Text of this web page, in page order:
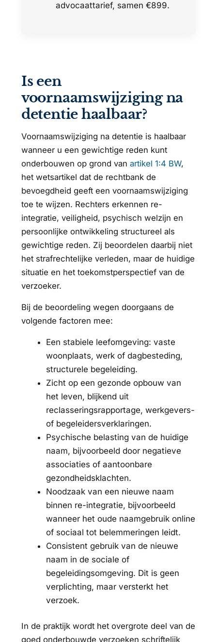
advocaattarief, samen €899.
Is een
voornaamswijziging na
detentie haalbaar?
Voornaamswijziging na detentie is haalbaar
wanneer u een gewichtige reden kunt
onderbouwen op grond van artikel 1:4 BW,
het wetsartikel dat de rechtbank de
bevoegdheid geeft een voornaamswijziging
toe te wijzen. Rechters erkennen re-
integratie, veiligheid, psychisch welzijn en
persoonlijke ontwikkeling structureel als
gewichtige reden. Zij beoordelen daarbij niet
het strafrechtelijke verleden, maar de huidige
situatie en het toekomstperspectief van de
verzoeker.
Bij de beoordeling wegen doorgaans de
volgende factoren mee:
Een stabiele leefomgeving: vaste
woonplaats, werk of dagbesteding,
structurele begeleiding.
Zicht op een gezonde opbouw van
het leven, blijkend uit
reclasseringsrapportage, werkgevers-
of begeleidersverklaringen.
Psychische belasting van de huidige
naam, bijvoorbeeld door negatieve
associaties of aantoonbare
gezondheidsklachten.
Noodzaak van een nieuwe naam
binnen re-integratie, bijvoorbeeld
wanneer het oude naamgebruik online
of sociaal tot belemmeringen leidt.
Consistent gebruik van de nieuwe
naam in de sociale of
begeleidingsomgeving. Dit is geen
verplichting, maar versterkt het
verzoek.
In de praktijk wordt het overgrote deel van de
goed onderbouwde verzoeken schriftelijk